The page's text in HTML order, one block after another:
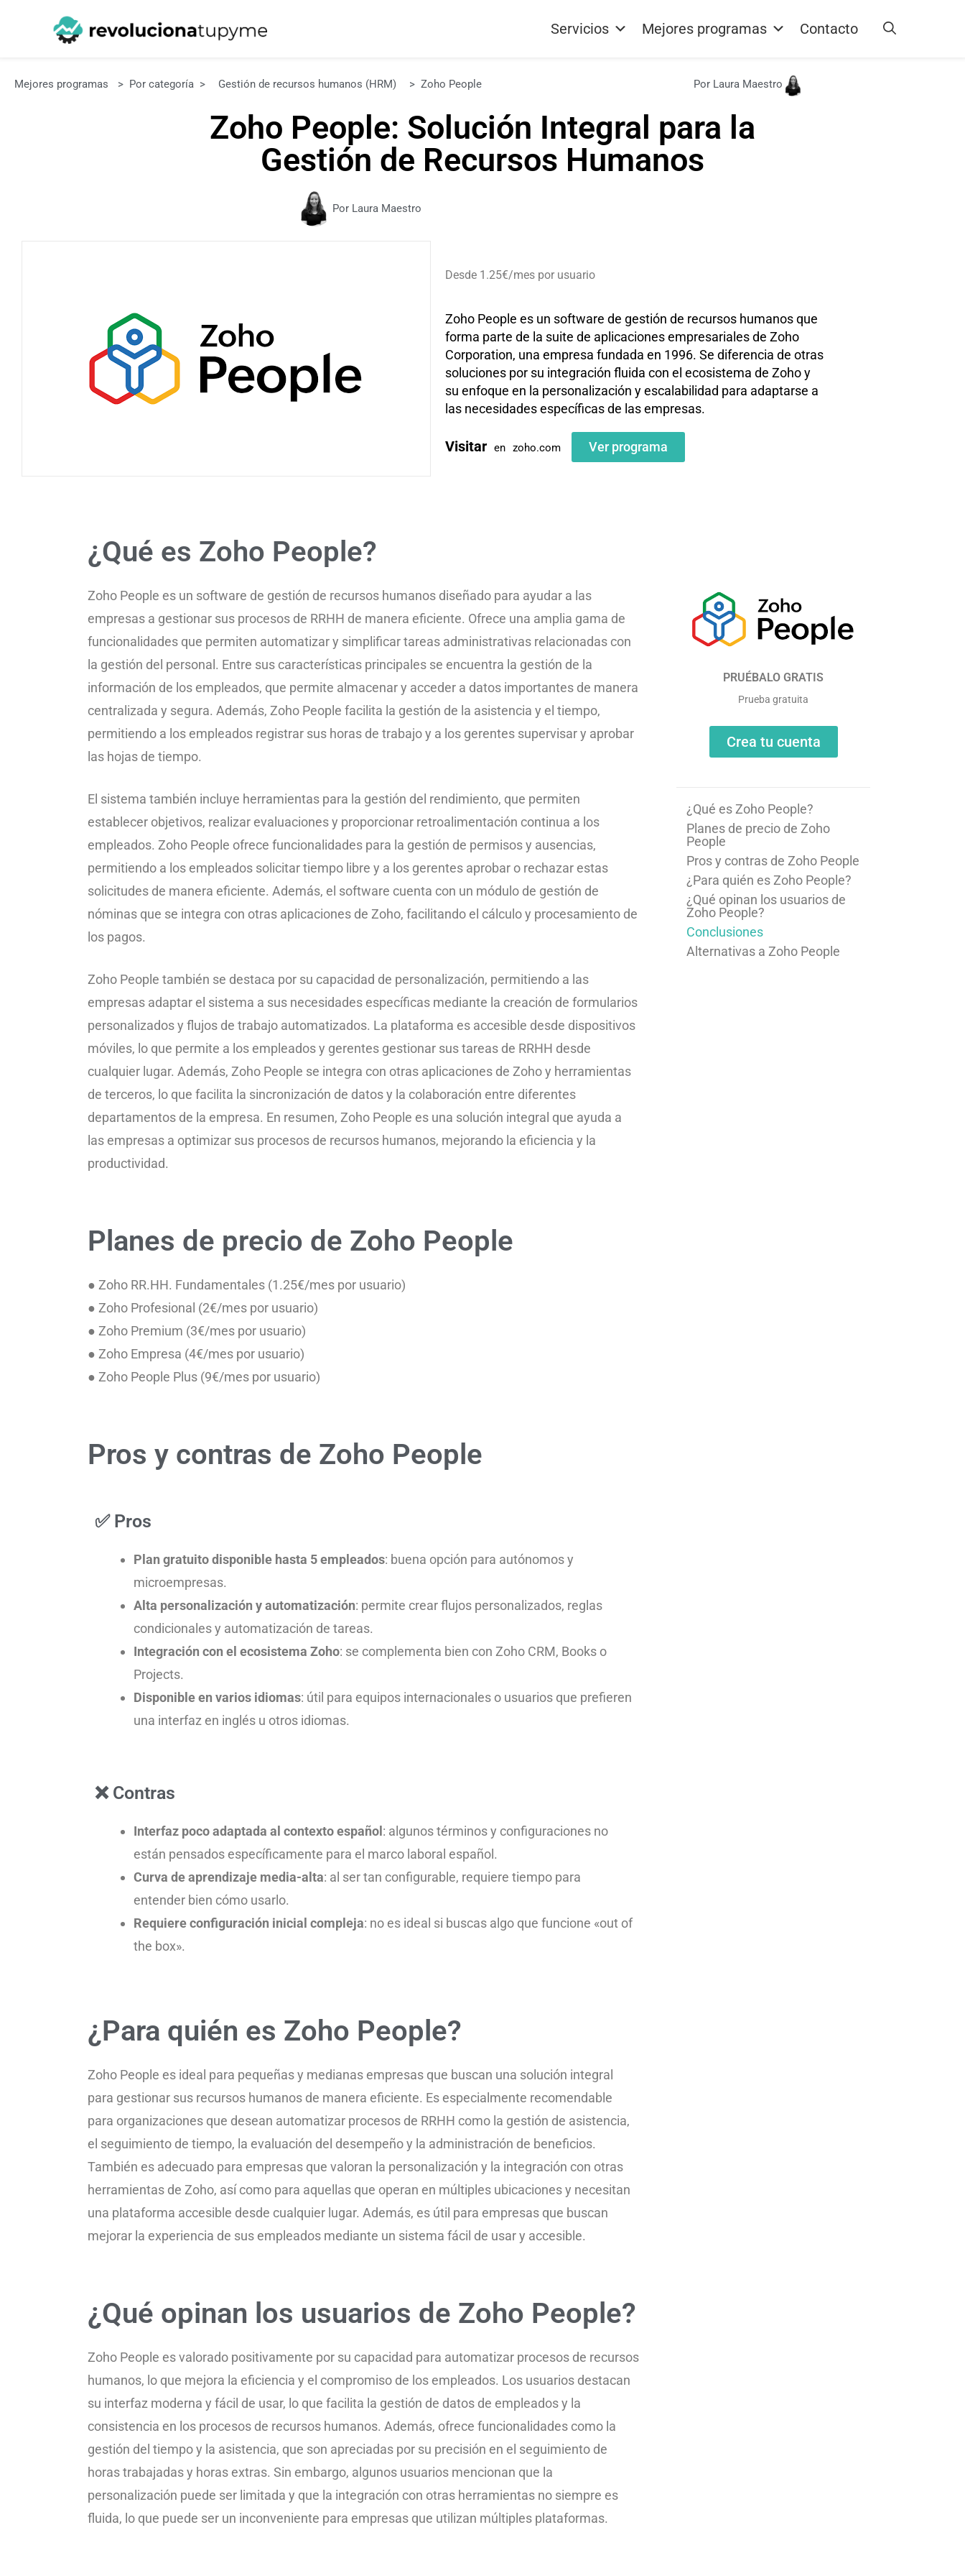
Servicios Mejores programas Contacto
Mejores programas > Por categoría > Gestión de recursos humanos (HRM) > Zoho People Por Laura Maestro
Zoho People: Solución Integral para la
Gestión de Recursos Humanos
Por Laura Maestro
Desde 1.25€/mes por usuario
Zoho People es un software de gestión de recursos humanos que
forma parte de la suite de aplicaciones empresariales de Zoho
Corporation, una empresa fundada en 1996. Se diferencia de otras
soluciones por su integración fluida con el ecosistema de Zoho y
su enfoque en la personalización y escalabilidad para adaptarse a
las necesidades específicas de las empresas.
Visitar en zoho.com Ver programa
¿Qué es Zoho People?
Zoho People es un software de gestión de recursos humanos diseñado para ayudar a las
empresas a gestionar sus procesos de RRHH de manera eficiente. Ofrece una amplia gama de
funcionalidades que permiten automatizar y simplificar tareas administrativas relacionadas con
la gestión del personal. Entre sus características principales se encuentra la gestión de la
información de los empleados, que permite almacenar y acceder a datos importantes de manera
centralizada y segura. Además, Zoho People facilita la gestión de la asistencia y el tiempo,
permitiendo a los empleados registrar sus horas de trabajo y a los gerentes supervisar y aprobar
las hojas de tiempo.
El sistema también incluye herramientas para la gestión del rendimiento, que permiten
establecer objetivos, realizar evaluaciones y proporcionar retroalimentación continua a los
empleados. Zoho People ofrece funcionalidades para la gestión de permisos y ausencias,
permitiendo a los empleados solicitar tiempo libre y a los gerentes aprobar o rechazar estas
solicitudes de manera eficiente. Además, el software cuenta con un módulo de gestión de
nóminas que se integra con otras aplicaciones de Zoho, facilitando el cálculo y procesamiento de
los pagos.
Zoho People también se destaca por su capacidad de personalización, permitiendo a las
empresas adaptar el sistema a sus necesidades específicas mediante la creación de formularios
personalizados y flujos de trabajo automatizados. La plataforma es accesible desde dispositivos
móviles, lo que permite a los empleados y gerentes gestionar sus tareas de RRHH desde
cualquier lugar. Además, Zoho People se integra con otras aplicaciones de Zoho y herramientas
de terceros, lo que facilita la sincronización de datos y la colaboración entre diferentes
departamentos de la empresa. En resumen, Zoho People es una solución integral que ayuda a
las empresas a optimizar sus procesos de recursos humanos, mejorando la eficiencia y la
productividad.
Planes de precio de Zoho People
● Zoho RR.HH. Fundamentales (1.25€/mes por usuario)
● Zoho Profesional (2€/mes por usuario)
● Zoho Premium (3€/mes por usuario)
● Zoho Empresa (4€/mes por usuario)
● Zoho People Plus (9€/mes por usuario)
Pros y contras de Zoho People
✅ Pros
Plan gratuito disponible hasta 5 empleados: buena opción para autónomos y
microempresas.
Alta personalización y automatización: permite crear flujos personalizados, reglas
condicionales y automatización de tareas.
Integración con el ecosistema Zoho: se complementa bien con Zoho CRM, Books o
Projects.
Disponible en varios idiomas: útil para equipos internacionales o usuarios que prefieren
una interfaz en inglés u otros idiomas.
❌ Contras
Interfaz poco adaptada al contexto español : algunos términos y configuraciones no
están pensados específicamente para el marco laboral español.
Curva de aprendizaje media-alta: al ser tan configurable, requiere tiempo para
entender bien cómo usarlo.
Requiere configuración inicial compleja: no es ideal si buscas algo que funcione «out of
the box».
¿Para quién es Zoho People?
Zoho People es ideal para pequeñas y medianas empresas que buscan una solución integral
para gestionar sus recursos humanos de manera eficiente. Es especialmente recomendable
para organizaciones que desean automatizar procesos de RRHH como la gestión de asistencia,
el seguimiento de tiempo, la evaluación del desempeño y la administración de beneficios.
También es adecuado para empresas que valoran la personalización y la integración con otras
herramientas de Zoho, así como para aquellas que operan en múltiples ubicaciones y necesitan
una plataforma accesible desde cualquier lugar. Además, es útil para empresas que buscan
mejorar la experiencia de sus empleados mediante un sistema fácil de usar y accesible.
¿Qué opinan los usuarios de Zoho People?
Zoho People es valorado positivamente por su capacidad para automatizar procesos de recursos
humanos, lo que mejora la eficiencia y el compromiso de los empleados. Los usuarios destacan
su interfaz moderna y fácil de usar, lo que facilita la gestión de datos de empleados y la
consistencia en los procesos de recursos humanos. Además, ofrece funcionalidades como la
gestión del tiempo y la asistencia, que son apreciadas por su precisión en el seguimiento de
horas trabajadas y horas extras. Sin embargo, algunos usuarios mencionan que la
personalización puede ser limitada y que la integración con otras herramientas no siempre es
fluida, lo que puede ser un inconveniente para empresas que utilizan múltiples plataformas.
PRUÉBALO GRATIS
Prueba gratuita
Crea tu cuenta
¿Qué es Zoho People?
Planes de precio de Zoho
People
Pros y contras de Zoho People
¿Para quién es Zoho People?
¿Qué opinan los usuarios de
Zoho People?
Conclusiones
Alternativas a Zoho People